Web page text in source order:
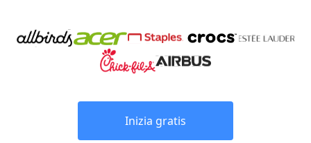
Inizia gratis